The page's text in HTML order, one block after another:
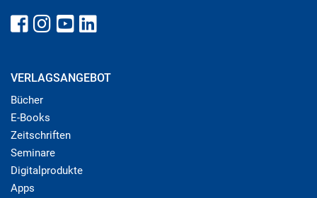
VERLAGSANGEBOT
Bücher
E-Books
Zeitschriften
Seminare
Digitalprodukte
Apps